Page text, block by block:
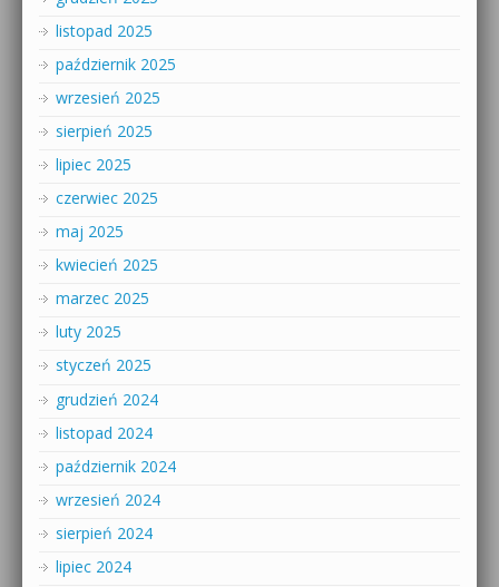
listopad 2025
październik 2025
wrzesień 2025
sierpień 2025
lipiec 2025
czerwiec 2025
maj 2025
kwiecień 2025
marzec 2025
luty 2025
styczeń 2025
grudzień 2024
listopad 2024
październik 2024
wrzesień 2024
sierpień 2024
lipiec 2024